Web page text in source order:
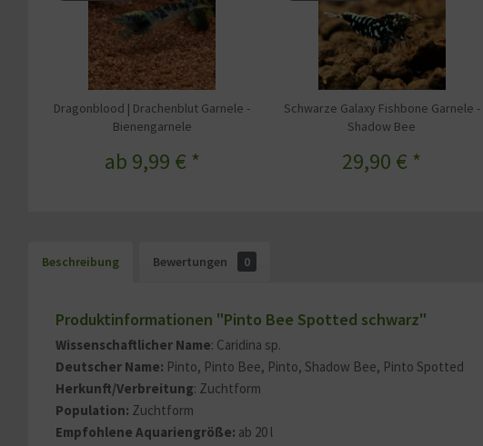
Dragonblood | Drachenblut Garnele -
Bienengarnele
ab 9,99 € *
Schwarze Galaxy Fishbone Garnele -
Shadow Bee
29,90 € *
Beschreibung Bewertungen 0
Produktinformationen "Pinto Bee Spotted schwarz"
Wissenschaftlicher Name: Caridina sp.
Deutscher Name: Pinto, Pinto Bee, Pinto, Shadow Bee, Pinto Spotted
Herkunft/Verbreitung: Zuchtform
Population: Zuchtform
Empfohlene Aquariengröße: ab 20 l